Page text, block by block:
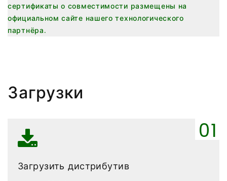
сертификаты о совместимости размещены на
официальном сайте нашего технологического
партнёра.
Загрузки
Загрузить дистрибутив